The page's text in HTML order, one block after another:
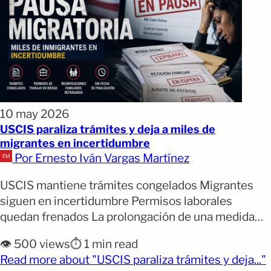
10 may 2026
USCIS paraliza trámites y deja a miles de
migrantes en incertidumbre
Por Ernesto Iván Vargas Martínez
USCIS mantiene trámites congelados Migrantes
siguen en incertidumbre Permisos laborales
quedan frenados La prolongación de una medida
Inmigración de los Estados Unidos (USCIS)
mantiene en incertidumbre a miles de migrantes.
👁️ 500 views⏱️ 1 min read
Read more about "USCIS paraliza trámites y deja..."